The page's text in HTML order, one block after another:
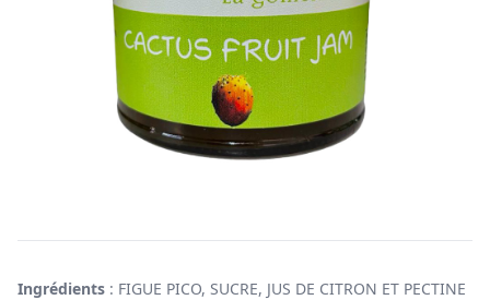
Ingrédients : FIGUE PICO, SUCRE, JUS DE CITRON ET PECTINE